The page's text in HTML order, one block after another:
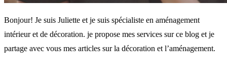
Bonjour! Je suis Juliette et je suis spécialiste en aménagement
intérieur et de décoration. je propose mes services sur ce blog et je
partage avec vous mes articles sur la décoration et l’aménagement.